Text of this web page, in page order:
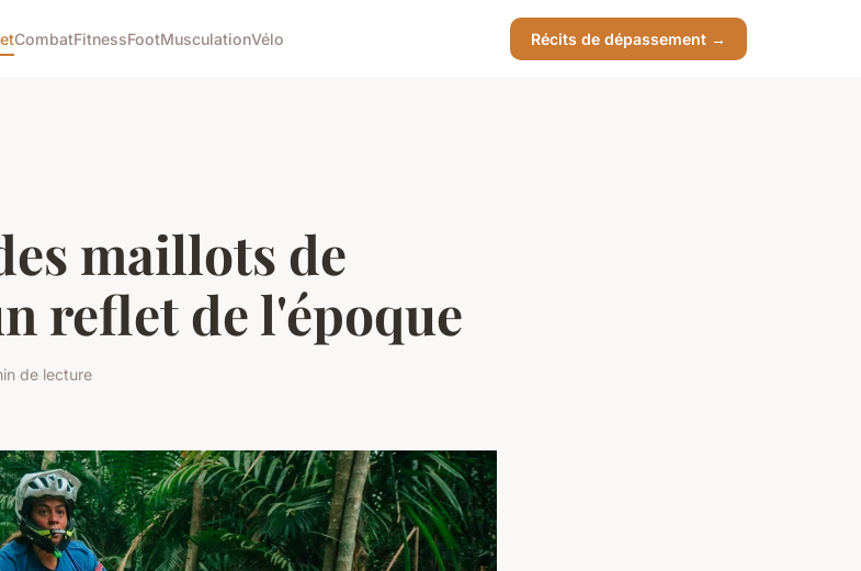
CombatFitnessFootMusculationVélo Récits de dépassement →
maillots de
reflet de l'époque
de lecture